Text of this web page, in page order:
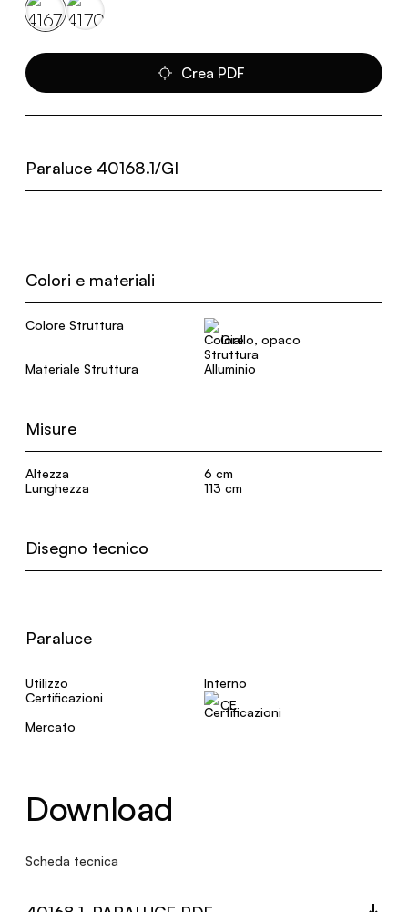
Crea PDF
Paraluce 40168.1/GI
Colori e materiali
Colore Struttura
Giallo, opaco
Materiale Struttura
Alluminio
Misure
Altezza
6 cm
Lunghezza
113 cm
Disegno tecnico
Paraluce
Utilizzo
Interno
Certificazioni
CE
Mercato
Download
Scheda tecnica